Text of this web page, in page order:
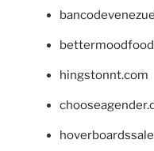
hingstonnt.com